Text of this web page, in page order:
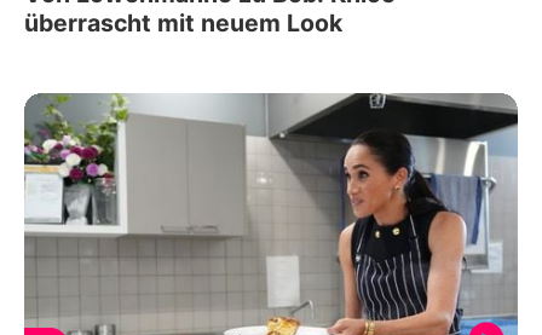
überrascht mit neuem Look